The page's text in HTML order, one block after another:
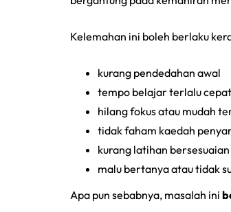
Kelemahan ini boleh berlaku
kurang pendedahan awal
tempo belajar terlalu cepat
hilang fokus atau mudah
tidak faham kaedah
kurang latihan
malu bertanya atau tidak
Apa pun sebabnya, masalah ini